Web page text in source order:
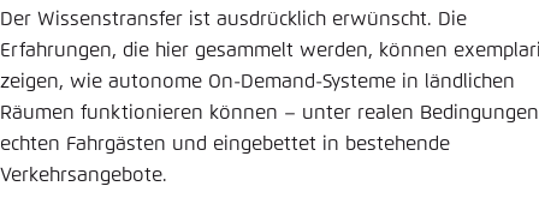
Der Wissenstransfer ist ausdrücklich erwünscht. Die
Erfahrungen, die hier gesammelt werden, können
zeigen, wie autonome On-Demand-Systeme in ländlichen
Räumen funktionieren können – unter realen
echten Fahrgästen und eingebettet in bestehende
Verkehrsangebote.